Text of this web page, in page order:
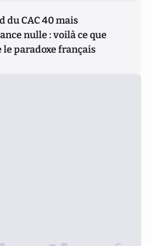
du CAC 40 mais
nulle : voilà ce que
le paradoxe français